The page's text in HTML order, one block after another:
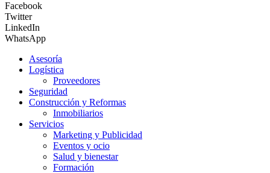
Facebook
Twitter
LinkedIn
WhatsApp
Asesoría
Logística
Proveedores
Seguridad
Construcción y Reformas
Inmobiliarios
Servicios
Marketing y Publicidad
Eventos y ocio
Salud y bienestar
Formación